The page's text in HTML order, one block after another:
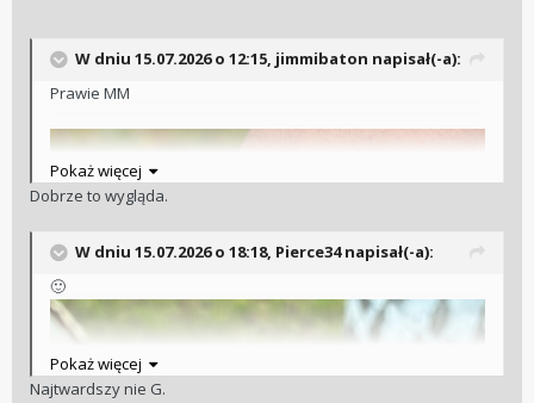
W dniu 15.07.2026 o 12:15, jimmibaton napisał(-a):
Prawie MM
Pokaż więcej
Dobrze to wygląda.
W dniu 15.07.2026 o 18:18, Pierce34napisał(-a):
🙂
Pokaż więcej
Najtwardszy nie G.